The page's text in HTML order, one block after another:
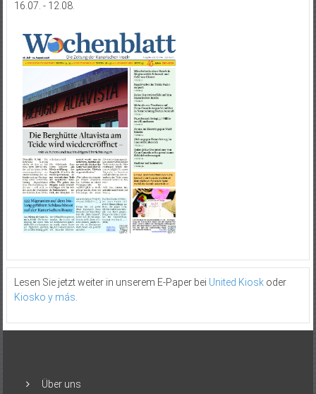
16.07. - 12.08.
Lesen Sie jetzt weiter in unserem E-Paper bei United Kioskoder
Kiosko y más
Über uns